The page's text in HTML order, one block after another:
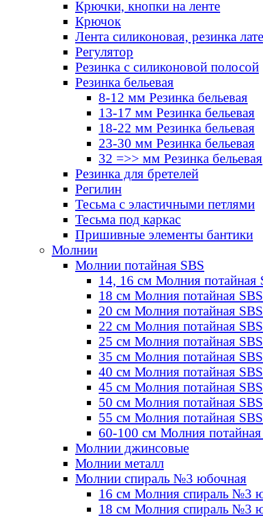
Крючки, кнопки на ленте
Крючок
Лента силиконовая, резинка
Регулятор
Резинка с силиконовой полосой
Резинка бельевая
8-12 мм Резинка бельевая
13-17 мм Резинка бельевая
18-22 мм Резинка бельевая
23-30 мм Резинка бельевая
32 =>> мм Резинка бельевая
Резинка для бретелей
Регилин
Тесьма с эластичными петлями
Тесьма под каркас
Пришивные элементы бантики
Молнии
Молнии потайная SBS
14, 16 см Молния потайная
18 см Молния потайная SBS
20 см Молния потайная SBS
22 см Молния потайная SBS
25 см Молния потайная SBS
35 см Молния потайная SBS
40 см Молния потайная SBS
45 см Молния потайная SBS
50 см Молния потайная SBS
55 см Молния потайная SBS
60-100 см Молния
Молнии джинсовые
Молнии металл
Молнии спираль №3 юбочная
16 см Молния спираль №3
18 см Молния спираль №3